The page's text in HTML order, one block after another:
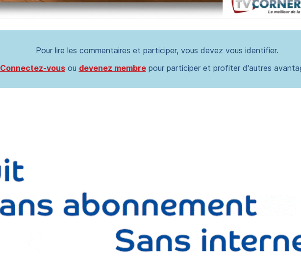
Pour lire les commentaires et participer, vous devez vous identifier.
Connectez-vousou devenez membrepour participer et profiter d'autres